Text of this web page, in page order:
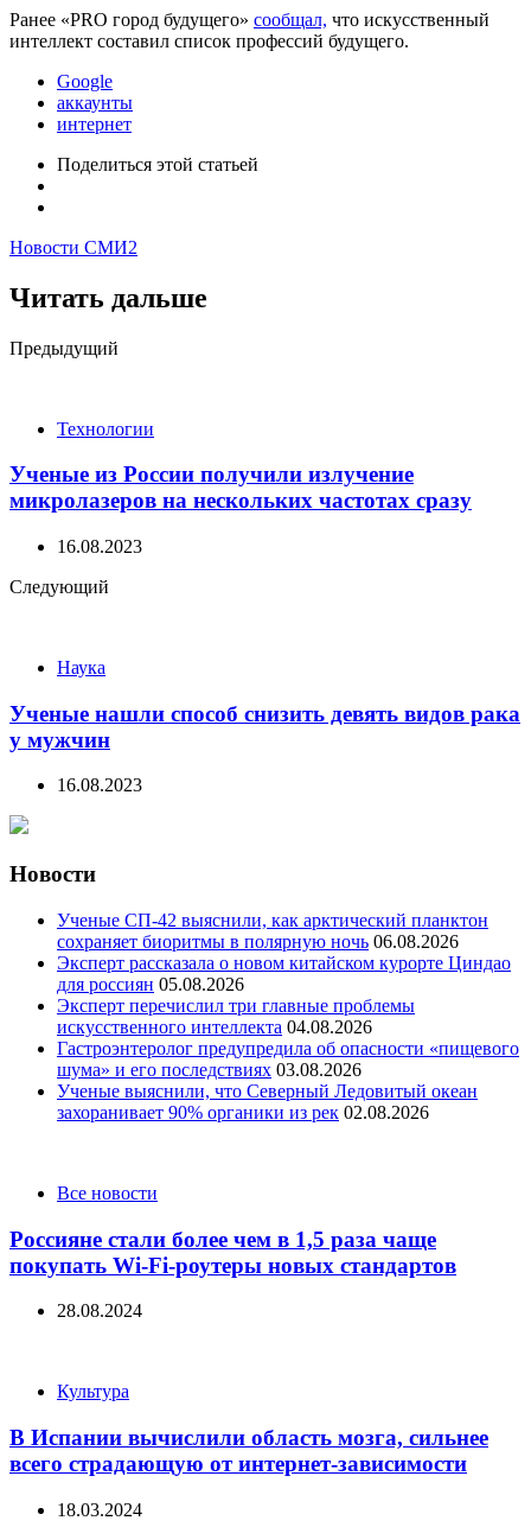
Ранее «PRO город будущего» сообщал, что искусственный
интеллект составил список профессий будущего.
Google
аккаунты
интернет
Поделиться этой статьей
Новости СМИ2
Читать дальше
Post
Предыдущий
Технологии
Ученые из России получили излучение
микролазеров на нескольких частотах сразу
16.08.2023
Следующий
Наука
Ученые нашли способ снизить девять видов рака
у мужчин
16.08.2023
Новости
Ученые СП-42 выяснили, как арктический планктон
сохраняет биоритмы в полярную ночь 06.08.2026
Эксперт рассказала о новом китайском курорте Циндао
для россиян 05.08.2026
Эксперт перечислил три главные проблемы
искусственного интеллекта 04.08.2026
Гастроэнтеролог предупредила об опасности «пищевого
шума» и его последствиях 03.08.2026
Ученые выяснили, что Северный Ледовитый океан
захоранивает 90% органики из рек 02.08.2026
CategoriesВсе новости
Россияне стали более чем в 1,5 раза чаще
покупать Wi-Fi-роутеры новых стандартов
28.08.2024
CategoriesКультура
В Испании вычислили область мозга, сильнее
всего страдающую от интернет-зависимости
18.03.2024